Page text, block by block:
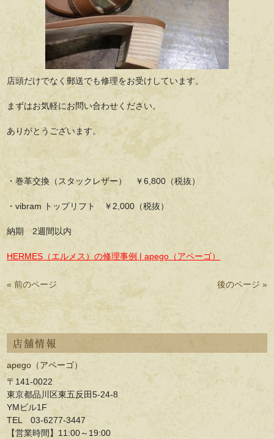
店頭だけでなく郵送でも修理をお受けしています。
まずはお気軽にお問い合わせください。
ありがとうございます。
・巻革交換（スタックレザー） ￥6,800（税抜）
・vibram トップリフト ￥2,000（税抜）
納期 2週間以内
HERMES（エルメス）の修理事例 | apego（アペーゴ）
« 前のページ 後のページ »
店舗情報
apego（アペーゴ）
〒141-0022
東京都品川区東五反田5-24-8
YMビル1F
TEL 03-6277-3447
【営業時間】11:00～19:00